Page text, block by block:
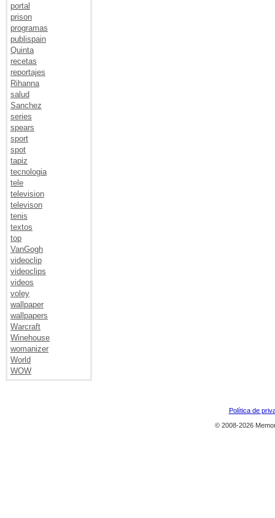
portal
prison
programas
publispain
Quinta
recetas
reportajes
Rihanna
salud
Sanchez
series
spears
sport
spot
tapiz
tecnologia
tele
television
televison
tenis
textos
top
VanGogh
videoclip
videoclips
videos
voley
wallpaper
wallpapers
Warcraft
Winehouse
womanizer
World
WOW
Política de
© 2008-2026